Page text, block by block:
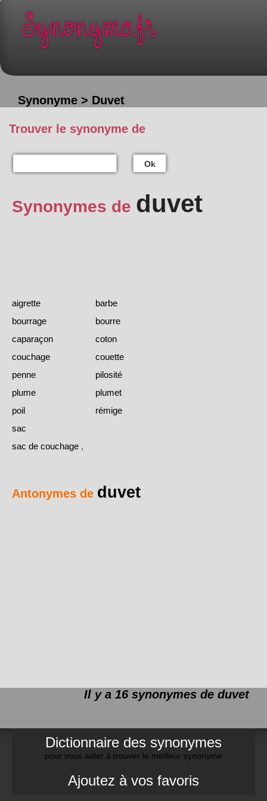
Synonyme > Duvet
Trouver le synonyme de
Ok
Synonymes de duvet
aigrette
barbe
bourrage
bourre
caparaçon
coton
couchage
couette
penne
pilosité
plume
plumet
poil
rémige
sac
sac de couchage ,
Antonymes de duvet
Il y a 16 synonymes de duvet
Dictionnaire des synonymes
pour vous aider à trouver le meilleur synonyme
Ajoutez à vos favoris